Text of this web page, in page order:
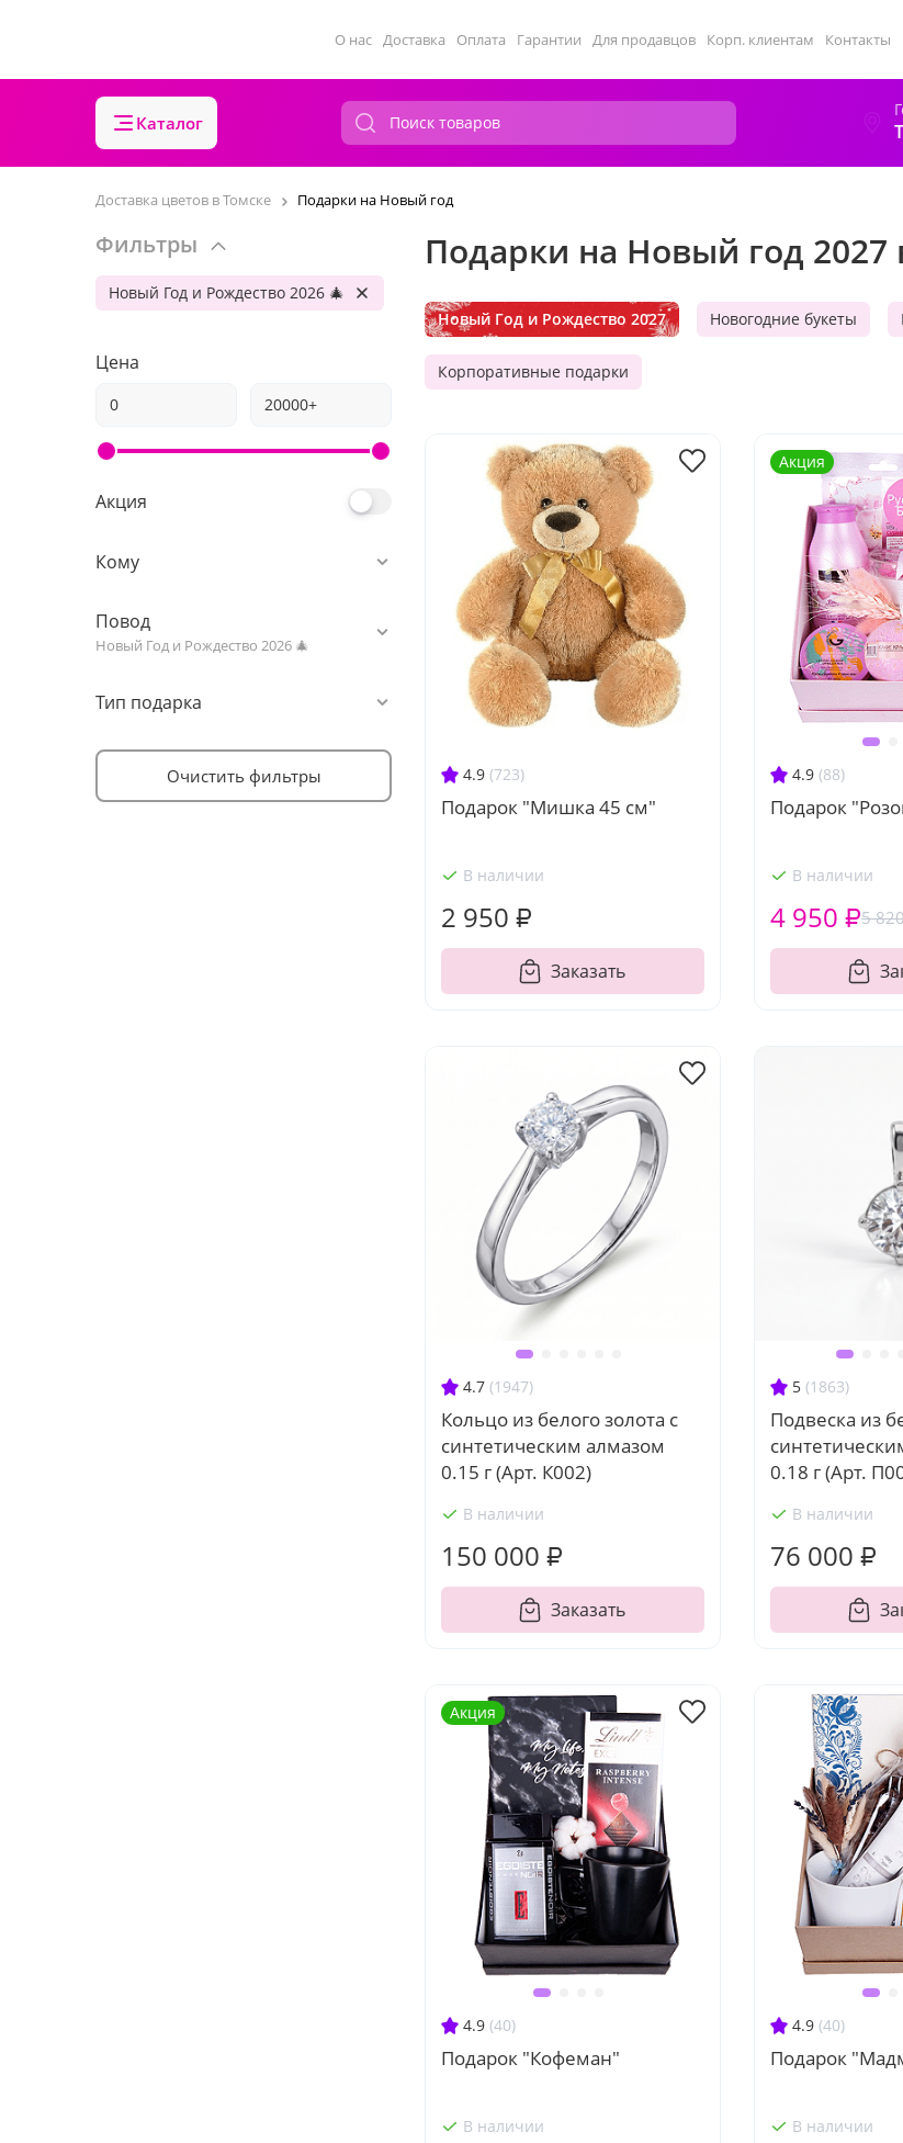
О нас Доставка Оплата Гарантии Для продавцов Корп. клиентам Контакты
Каталог
Доставка цветов в Томске Подарки на Новый год
Фильтры
Новый Год и Рождество 2026 🎄
Цена
Акция
Кому
Повод
Новый Год и Рождество 2026 🎄
Тип подарка
Очистить фильтры
Подарки на Новый год 2027
Новый Год и Рождество 2027 Новогодние букеты
Корпоративные подарки
4.9 (723)
Подарок "Мишка 45 см"
В наличии
2 950 ₽
Заказать
4.9 (88)
Подарок
В наличии
5
4 950 ₽
Акция
4.7 (1947)
Кольцо из белого золота с
синтетическим алмазом
0.15 г (Арт. К002)
В наличии
150 000 ₽
Заказать
5 (1863)
Подвеска из
0.18 г (Арт.
В наличии
76 000 ₽
4.9 (40)
Подарок "Кофеман"
В наличии
Акция
4.9 (40)
Подарок
В наличии